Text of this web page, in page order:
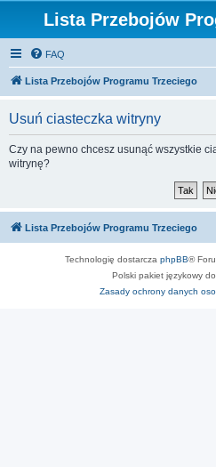
Lista Przebojów
FAQ
Lista Przebojów Programu Trzeciego
Usuń ciasteczka witryny
Czy na pewno chcesz usunąć wszystkie
witrynę?
Lista Przebojów Programu Trzeciego
Technologię dostarcza phpBB®
Polski pakiet językowy
Zasady ochrony danych